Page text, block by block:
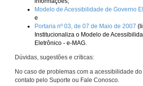
Modelo de Acessibilidade de Governo
e
Portaria nº 03, de 07 de Maio de 2007
Institucionaliza o Modelo de
Eletrônico - e-MAG.
Dúvidas, sugestões e críticas:
No caso de problemas com a acessibilidade
contato pelo Suporte ou Fale Conosco.